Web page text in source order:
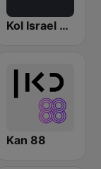
Kol Israel Reshet Bet
Kan 88